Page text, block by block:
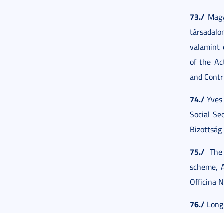
73./
valamint
of the
and
74./
Social
75./
scheme,
Officina
76./